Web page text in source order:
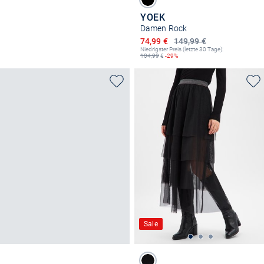
YOEK
Damen Rock
149,99 €
Ermäßigter Preis
74,99 €
Niedrigster Preis (letzte 30 Tage):
104,99€ -29%
Sale